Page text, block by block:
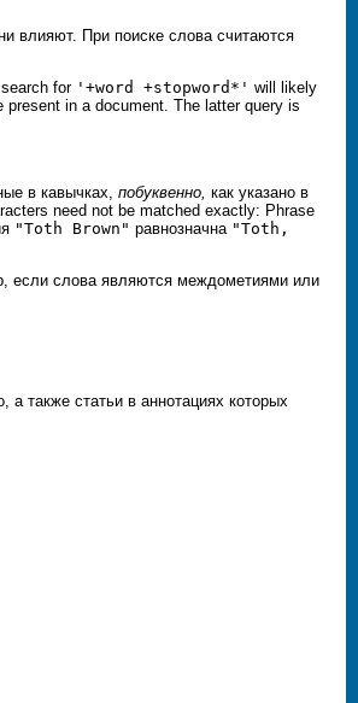
влияют. При поиске слова считаются
for '+word +stopword*' will likely
present in a document. The latter query is
в кавычках, побуквенно, как указано в
need not be matched exactly: Phrase
"Toth Brown " равнозначна "Toth,
если слова являются междометиями или
также статьи в аннотациях которых